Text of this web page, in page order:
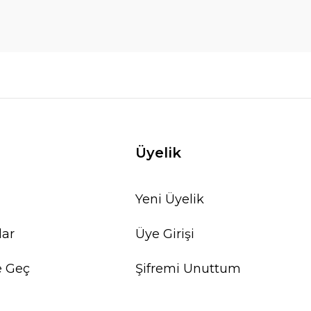
Geç
Üyelik
Yeni Üyelik
Üye Girişi
Şifremi Unuttum